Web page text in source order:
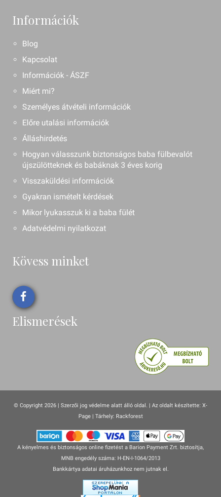
Információk
Blog
Kapcsolat
Információk - ÁSZF
Miért mi?
Személyes átvételi információk
Előre utalási információk
Álláshirdetés
Hogyan válasszunk biztonságos baba fülbevalót
újszülötteknek és babáknak 3 éves korig
Visszaküldési információk
Gyakran ismételt kérdések
Mikor lyukasszuk ki a baba fülét
Adatvédelmi nyilatkozat
Kövess minket
Elismerések
© Copyright 2026 | Szerzői jog védelme alatt álló oldal. | Az oldalt készítette: X-
Page| Tárhely: Rackforest
A kényelmes és biztonságos online fizetést a Barion Payment Zrt. biztosítja,
MNB engedély száma: H-EN-I-1064/2013
Bankkártya adatai áruházunkhoz nem jutnak el.